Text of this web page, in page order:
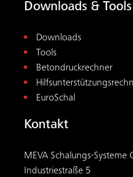
Downloads & Tools
Downloads
Tools
Betondruckrechner
EuroSchal
Kontakt
MEVA Schalungs-Systeme
Industriestraße 5